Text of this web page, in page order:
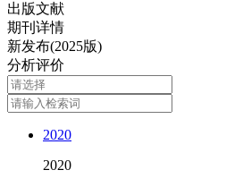
出版文献
期刊详情
新发布(2025版)
分析评价
2020
2020